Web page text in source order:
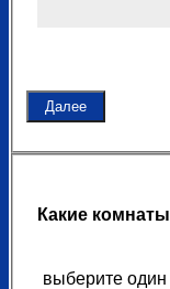
Далее
Какие
выберите один